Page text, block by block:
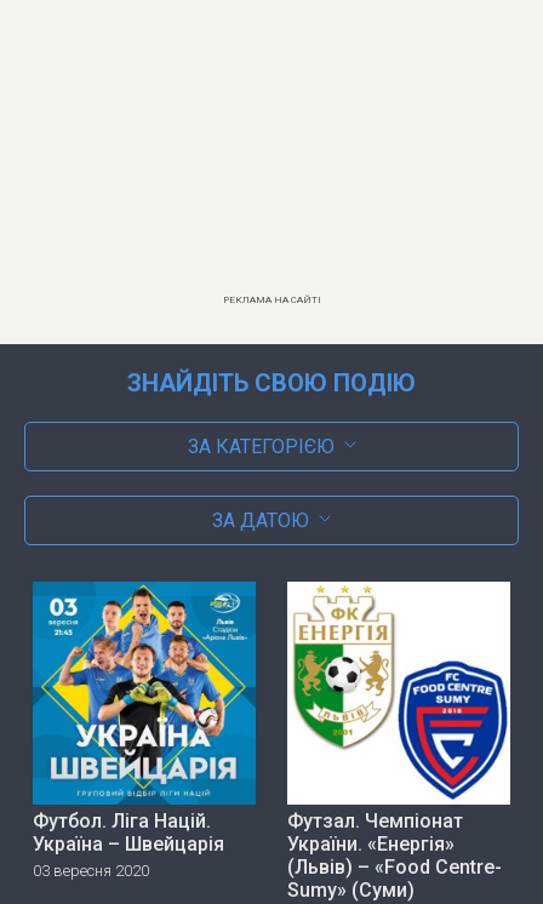
РЕКЛАМА НА САЙТІ
ЗНАЙДІТЬ СВОЮ ПОДІЮ
ЗА КАТЕГОРІЄЮ
ЗА ДАТОЮ
Футбол. Ліга Націй.
Україна – Швейцарія
03 вересня 2020
Футзал. Чемпіонат
України. «Енергія»
(Львів) – «Food Centre-
Sumy» (Суми)